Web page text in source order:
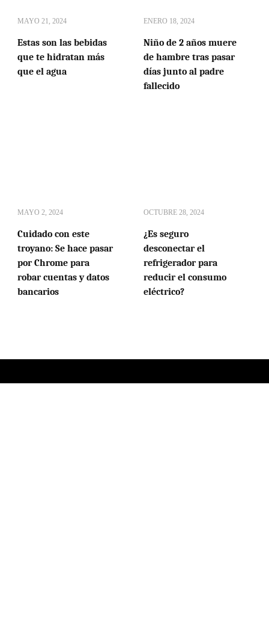
MAYO 21, 2024
Estas son las bebidas
que te hidratan más
que el agua
ENERO 18, 2024
Niño de 2 años muere
de hambre tras pasar
días junto al padre
fallecido
MAYO 2, 2024
Cuidado con este
troyano: Se hace pasar
por Chrome para
robar cuentas y datos
bancarios
OCTUBRE 28, 2024
¿Es seguro
desconectar el
refrigerador para
reducir el consumo
eléctrico?